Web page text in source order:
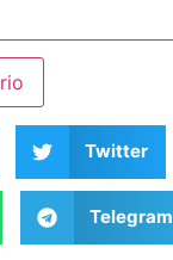
Twitter
Telegram